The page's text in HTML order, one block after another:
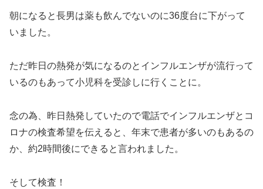
朝になると長男は薬も飲んでないのに36度台に下がって
いました。
ただ昨日の熱発が気になるのとインフルエンザが流行って
いるのもあって小児科を受診しに行くことに。
念の為、昨日熱発していたので電話でインフルエンザとコ
ロナの検査希望を伝えると、年末で患者が多いのもあるの
か、約2時間後にできると言われました。
そして検査！